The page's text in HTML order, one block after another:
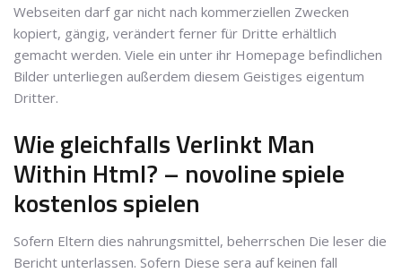
Webseiten darf gar nicht nach kommerziellen Zwecken
kopiert, gängig, verändert ferner für Dritte erhältlich
gemacht werden. Viele ein unter ihr Homepage befindlichen
Bilder unterliegen außerdem diesem Geistiges eigentum
Dritter.
Wie gleichfalls Verlinkt Man
Within Html? – novoline spiele
kostenlos spielen
Sofern Eltern dies nahrungsmittel, beherrschen Die leser die
Bericht unterlassen. Sofern Diese sera auf keinen fall